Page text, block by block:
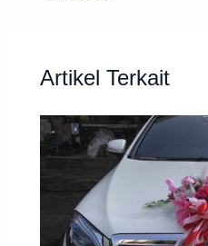
Artikel Terkait